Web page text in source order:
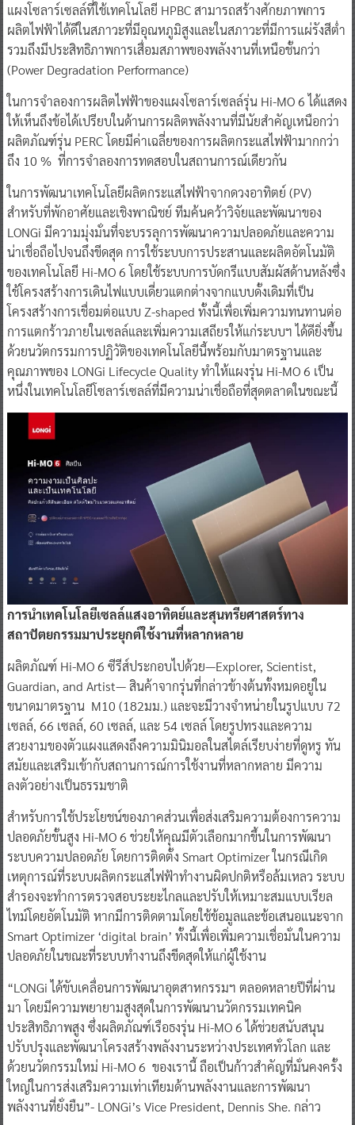
แผงโซลาร์เซลล์ที่ใช้เทคโนโลยี HPBC สามารถสร้างศักยภาพการ
ผลิตไฟฟ้าได้ดีในสภาวะที่มีอุณหภูมิสูงและในสภาวะที่มีการแผ่รังสีต่ำ
รวมถึงมีประสิทธิภาพการเสื่อมสภาพของพลังงานที่เหนือชั้นกว่า
(Power Degradation Performance)
ในการจำลองการผลิตไฟฟ้าของแผงโซลาร์เซลล์รุ่น Hi-MO 6 ได้แสดง
ให้เห็นถึงข้อได้เปรียบในด้านการผลิตพลังงานที่มีนัยสำคัญเหนือกว่า
ผลิตภัณฑ์รุ่น PERC โดยมีค่าเฉลี่ยของการผลิตกระแสไฟฟ้ามากกว่า
ถึง 10 % ที่การจำลองการทดสอบในสถานการณ์เดียวกัน
ในการพัฒนาเทคโนโลยีผลิตกระแสไฟฟ้าจากดวงอาทิตย์ (PV)
สำหรับที่พักอาศัยและเชิงพาณิชย์ ทีมค้นคว้าวิจัยและพัฒนาของ
LONGi มีความมุ่งมั่นที่จะบรรลุการพัฒนาความปลอดภัยและความ
น่าเชื่อถือไปจนถึงขีดสุด การใช้ระบบการประสานและผลิตอัตโนมัติ
ของเทคโนโลยี Hi-MO 6 โดยใช้ระบบการบัดกรีแบบสัมผัสด้านหลังซึ่ง
ใช้โครงสร้างการเดินไฟแบบเดี่ยวแตกต่างจากแบบดั้งเดิมที่เป็น
โครงสร้างการเชื่อมต่อแบบ Z-shaped ทั้งนี้เพื่อเพิ่มความทนทานต่อ
การแตกร้าวภายในเซลล์และเพิ่มความเสถียรให้แก่ระบบฯ ได้ดียิ่งขึ้น
ด้วยนวัตกรรมการปฏิวัติของเทคโนโลยีนี้พร้อมกับมาตรฐานและ
คุณภาพของ LONGi Lifecycle Quality ทำให้แผงรุ่น Hi-MO 6 เป็น
หนึ่งในเทคโนโลยีโซลาร์เซลล์ที่มีความน่าเชื่อถือที่สุดตลาดในขณะนี้
การนำเทคโนโลยีเซลล์แสงอาทิตย์และสุนทรียศาสตร์ทาง
สถาปัตยกรรมมาประยุกต์ใช้งานที่หลากหลาย
ผลิตภัณฑ์ Hi-MO 6 ซีรีส์ประกอบไปด้วย—Explorer, Scientist,
Guardian, and Artist— สินค้าจากรุ่นที่กล่าวข้างต้นทั้งหมดอยู่ใน
ขนาดมาตรฐาน M10 (182มม.) และจะมีวางจำหน่ายในรูปแบบ 72
เซลล์, 66 เซลล์, 60 เซลล์, และ 54 เซลล์ โดยรูปทรงและความ
สวยงามของตัวแผงแสดงถึงความมินิมอลในสไตล์เรียบง่ายที่ดูหรู ทัน
สมัยและเสริมเข้ากับสถานการณ์การใช้งานที่หลากหลาย มีความ
ลงตัวอย่างเป็นธรรมชาติ
สำหรับการใช้ประโยชน์ของภาคส่วนเพื่อส่งเสริมความต้องการความ
ปลอดภัยขั้นสูง Hi-MO 6 ช่วยให้คุณมีตัวเลือกมากขึ้นในการพัฒนา
ระบบความปลอดภัย โดยการติดตั้ง Smart Optimizer ในกรณีเกิด
เหตุการณ์ที่ระบบผลิตกระแสไฟฟ้าทำงานผิดปกติหรือล้มเหลว ระบบ
สำรองจะทำการตรวจสอบระยะไกลและปรับให้เหมาะสมแบบเรียล
ไทม์โดยอัตโนมัติ หากมีการติดตามโดยใช้ข้อมูลและข้อเสนอแนะจาก
Smart Optimizer ‘digital brain’ ทั้งนี้เพื่อเพิ่มความเชื่อมั่นในความ
ปลอดภัยในขณะที่ระบบทำงานถึงขีดสุดให้แก่ผู้ใช้งาน
“LONGi ได้ขับเคลื่อนการพัฒนาอุตสาหกรรมฯ ตลอดหลายปีที่ผ่าน
มา โดยมีความพยายามสูงสุดในการพัฒนานวัตกรรมเทคนิค
ประสิทธิภาพสูง ซึ่งผลิตภัณฑ์เรือธงรุ่น Hi-MO 6 ได้ช่วยสนับสนุน
ปรับปรุงและพัฒนาโครงสร้างพลังงานระหว่างประเทศทั่วโลก และ
ด้วยนวัตกรรมใหม่ Hi-MO 6 ของเรานี้ ถือเป็นก้าวสำคัญที่มั่นคงครั้ง
ใหญ่ในการส่งเสริมความเท่าเทียมด้านพลังงานและการพัฒนา
พลังงานที่ยั่งยืน”- LONGi’s Vice President, Dennis She. กล่าว